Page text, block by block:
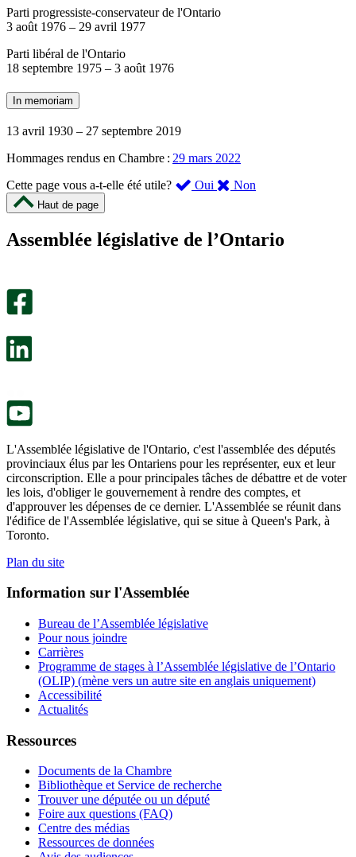
Parti progressiste-conservateur de l'Ontario
3 août 1976 – 29 avril 1977
Parti libéral de l'Ontario
18 septembre 1975 – 3 août 1976
In memoriam
13 avril 1930 – 27 septembre 2019
Hommages rendus en Chambre : 29 mars 2022
Cette page vous a-t-elle été utile?
Oui ,
été
Non
m’a
Haut de page
Assemblée législative de l’Ontario
L'Assemblée législative de l'Ontario, c'est l'assemblée des députés
provinciaux élus par les Ontariens pour les représenter, eux et leur
circonscription. Elle a pour principales tâches de débattre et de voter
les lois, d'obliger le gouvernement à rendre des comptes, et
d'approuver les dépenses de ce dernier. L'Assemblée se réunit dans
l'édifice de l'Assemblée législative, qui se situe à Queen's Park, à
Toronto.
Plan du site
Information sur l'Assemblée
Bureau de l’Assemblée législative
Pour nous joindre
Carrières
Programme de stages à l’Assemblée législative de l’Ontario
(OLIP) (mène vers un autre site en anglais uniquement)
Accessibilité
Actualités
Ressources
Documents de la Chambre
Bibliothèque et Service de recherche
Trouver une députée ou un député
Foire aux questions (FAQ)
Centre des médias
Ressources de données